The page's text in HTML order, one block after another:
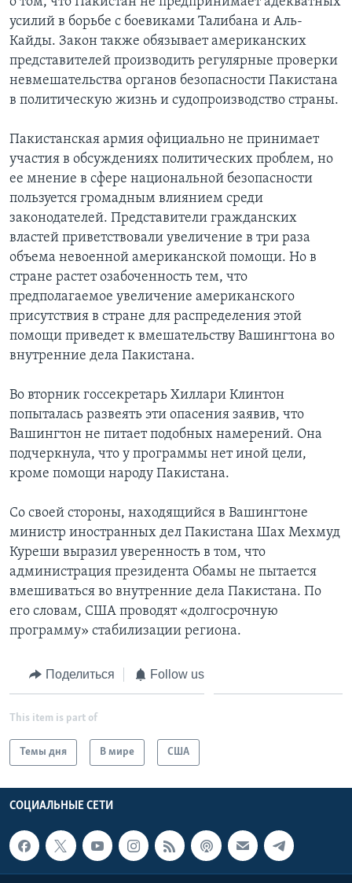
усилий в борьбе с боевиками Талибана и Аль-
Кайды. Закон также обязывает американских
представителей производить регулярные проверки
невмешательства органов безопасности Пакистана
в политическую жизнь и судопроизводство страны.
Пакистанская армия официально не принимает
участия в обсуждениях политических проблем, но
ее мнение в сфере национальной безопасности
пользуется громадным влиянием среди
законодателей. Представители гражданских
властей приветствовали увеличение в три раза
объема невоенной американской помощи. Но в
стране растет озабоченность тем, что
предполагаемое увеличение американского
присутствия в стране для распределения этой
помощи приведет к вмешательству Вашингтона во
внутренние дела Пакистана.
Во вторник госсекретарь Хиллари Клинтон
попыталась развеять эти опасения заявив, что
Вашингтон не питает подобных намерений. Она
подчеркнула, что у программы нет иной цели,
кроме помощи народу Пакистана.
Со своей стороны, находящийся в Вашингтоне
министр иностранных дел Пакистана Шах Мехмуд
Куреши выразил уверенность в том, что
администрация президента Обамы не пытается
вмешиваться во внутренние дела Пакистана. По
его словам, США проводят «долгосрочную
программу» стабилизации региона.
Поделиться Follow us
This item is part of
Темы дня В мире США
СОЦИАЛЬНЫЕ СЕТИ